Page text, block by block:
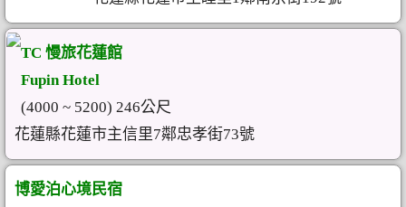
TC 慢旅花蓮館
Fupin Hotel
(4000 ~ 5200) 246公尺
花蓮縣花蓮市主信里7鄰忠孝街73號
博愛泊心境民宿